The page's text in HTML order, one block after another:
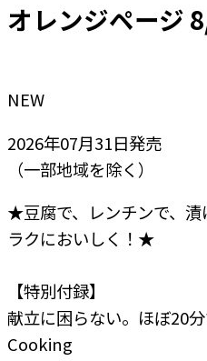
オレンジページ
NEW
2026年07月31日発売
（一部地域を除く）
★豆腐で、レンチンで、漬
ラクにおいしく！★
【特別付録】
献立に困らない。ほぼ20
Cooking